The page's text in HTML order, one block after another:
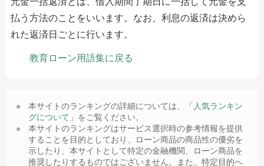
払う方法のことをいいます。なお、利息の返済は決めら
れた返済日ごとに行います。
教育ローン用語集に戻る
本サイトのランキングの詳細については、「 人気ランキン
グについて 」をご覧ください。
本サイトのランキングはサービス選択時の参考情報を提供
することを目的としており、ローン商品の商品性の優劣を
示したり、本サイトとして特定の金融機関、ローン商品を
推奨したりするものではございません。また、特定目的へ